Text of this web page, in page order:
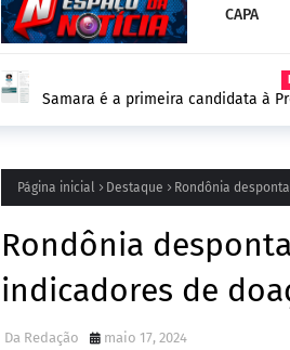
CAPA
Samara é a primeira candidata à
Página inicial Destaque Rondônia
Rondônia
indicadores de
Da Redação maio 17, 2024